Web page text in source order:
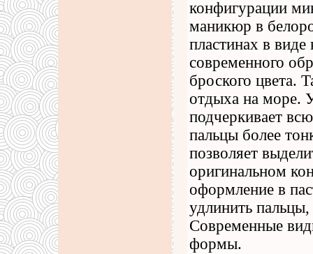
конфигурации
маникюр в
пластинах в виде
современного
броского цвета.
отдыха на море.
подчеркивает
пальцы более
позволяет
оригинальном
оформление в
удлинить
Современные
формы.